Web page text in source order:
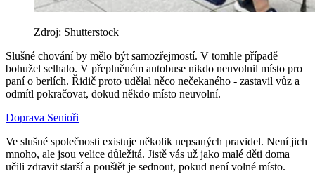
Zdroj: Shutterstock
Slušné chování by mělo být samozřejmostí. V tomhle případě
bohužel selhalo. V přeplněném autobuse nikdo neuvolnil místo pro
paní o berlích. Řidič proto udělal něco nečekaného - zastavil vůz a
odmítl pokračovat, dokud někdo místo neuvolní.
Doprava Senioři
Ve slušné společnosti existuje několik nepsaných pravidel. Není jich
mnoho, ale jsou velice důležitá. Jistě vás už jako malé děti doma
učili zdravit starší a pouštět je sednout, pokud není volné místo.